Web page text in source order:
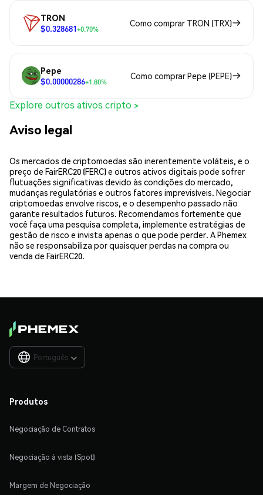
TRON
$0.328681+0.70%
Como comprar TRON (TRX)
Pepe
$0.00000286+1.80%
Como comprar Pepe (PEPE)
Explore outros ativos cripto >
Aviso legal
Os mercados de criptomoedas são inerentemente voláteis, e o
preço de FairERC20 (FERC) e outros ativos digitais pode sofrer
flutuações significativas devido às condições do mercado,
mudanças regulatórias e outros fatores imprevisíveis. Negociar
criptomoedas envolve riscos, e o desempenho passado não
garante resultados futuros. Recomendamos fortemente que
você faça uma pesquisa completa, implemente estratégias de
gestão de risco e invista apenas o que pode perder. A Phemex
não se responsabiliza por quaisquer perdas na compra ou
venda de FairERC20.
Português 
Produtos
Negociação de Contratos
Negociação à vista (Spot)
Margem de Negociação